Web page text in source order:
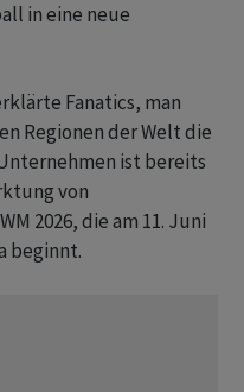
in eine neue
Fanatics, man
Regionen der Welt die
ist bereits
von
2026, die am 11. Juni
beginnt.